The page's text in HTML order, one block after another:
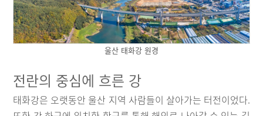
울산 태화강 원경
전란의 중심에 흐른 강
태화강은 오랫동안 울산 지역 사람들이 살아가는 터전이었다.